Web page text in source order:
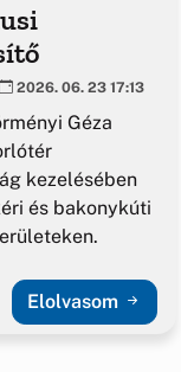
2026. 06. 23 17:13
Géza
kezelésében
és bakonykúti
Elolvasom